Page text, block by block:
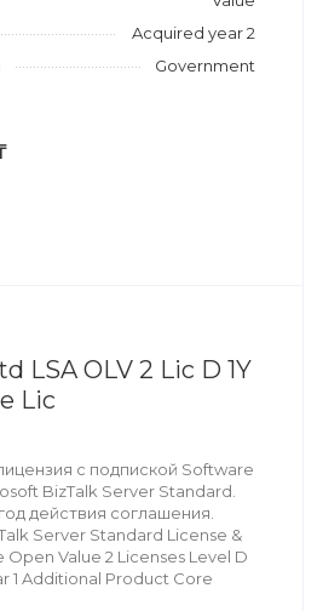
Acquired year 2
Government
LSA OLV 2 Lic D 1Y
Lic
с подпиской Software
BizTalk Server Standard.
действия соглашения.
Server Standard License &
Open Value 2 Licenses Level D
1 Additional Product Core